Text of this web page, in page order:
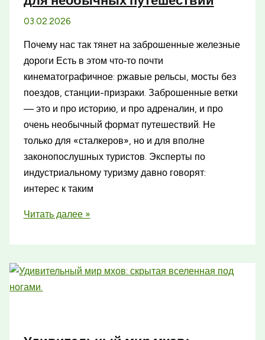
03.02.2026
Почему нас так тянет на заброшенные железные
дороги Есть в этом что‑то почти
кинематографичное: ржавые рельсы, мосты без
поездов, станции-призраки. Заброшенные ветки
— это и про историю, и про адреналин, и про
очень необычный формат путешествий. Не
только для «сталкеров», но и для вполне
законопослушных туристов. Эксперты по
индустриальному туризму давно говорят:
интерес к таким
Самые
заброшенным
железным
Читать далее »